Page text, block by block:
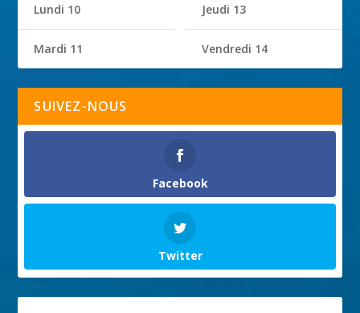
Lundi 10
Mardi 11
Jeudi 13
Vendredi 14
SUIVEZ-NOUS
Facebook
Twitter